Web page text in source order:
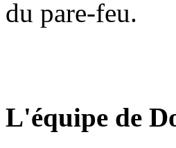
du pare-feu.
L'équipe de